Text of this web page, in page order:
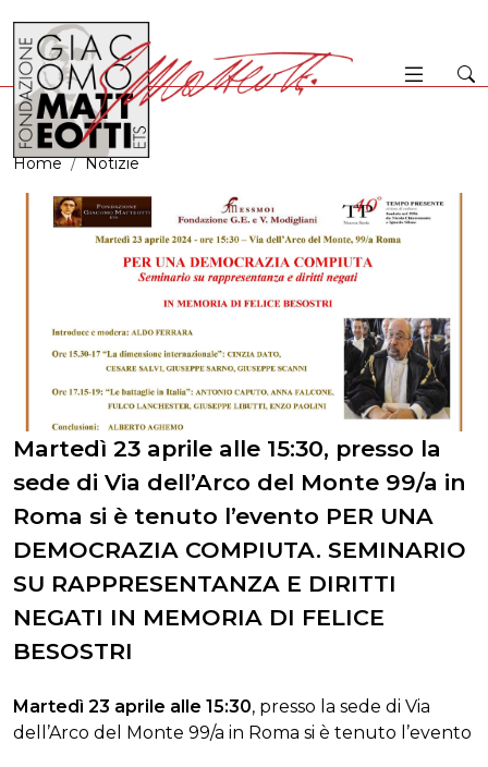
Home Notizie
Martedì 23 aprile alle 15:30, presso la
sede di Via dell’Arco del Monte 99/a in
Roma si è tenuto l’evento PER UNA
DEMOCRAZIA COMPIUTA. SEMINARIO
SU RAPPRESENTANZA E DIRITTI
NEGATI IN MEMORIA DI FELICE
BESOSTRI
Martedì 23 aprile alle 15:30, presso la sede di Via
dell’Arco del Monte 99/a in Roma si è tenuto l’evento